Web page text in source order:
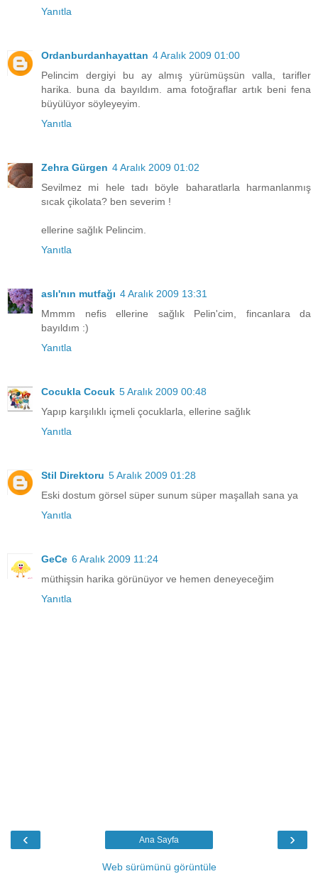
Yanıtla
Ordanburdanhayattan 4 Aralık 2009 01:00
Pelincim dergiyi bu ay almış yürümüşsün valla, tarifler
harika. buna da bayıldım. ama fotoğraflar artık beni fena
büyülüyor söyleyeyim.
Yanıtla
Zehra Gürgen 4 Aralık 2009 01:02
Sevilmez mi hele tadı böyle baharatlarla harmanlanmış
sıcak çikolata? ben severim !
ellerine sağlık Pelincim.
Yanıtla
aslı'nın mutfağı 4 Aralık 2009 13:31
Mmmm nefis ellerine sağlık Pelin'cim, fincanlara da
bayıldım :)
Yanıtla
Cocukla Cocuk 5 Aralık 2009 00:48
Yapıp karşılıklı içmeli çocuklarla, ellerine sağlık
Yanıtla
Stil Direktoru 5 Aralık 2009 01:28
Eski dostum görsel süper sunum süper maşallah sana ya
Yanıtla
GeCe 6 Aralık 2009 11:24
müthişsin harika görünüyor ve hemen deneyeceğim
Yanıtla
‹ ›
Ana Sayfa
Web sürümünü görüntüle